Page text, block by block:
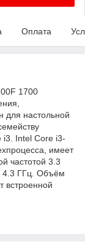
Оплата
1700
для настольной
i3. Intel Core i3-
имеет
частотой 3.3
4.3 ГГц. Объём
встроенной